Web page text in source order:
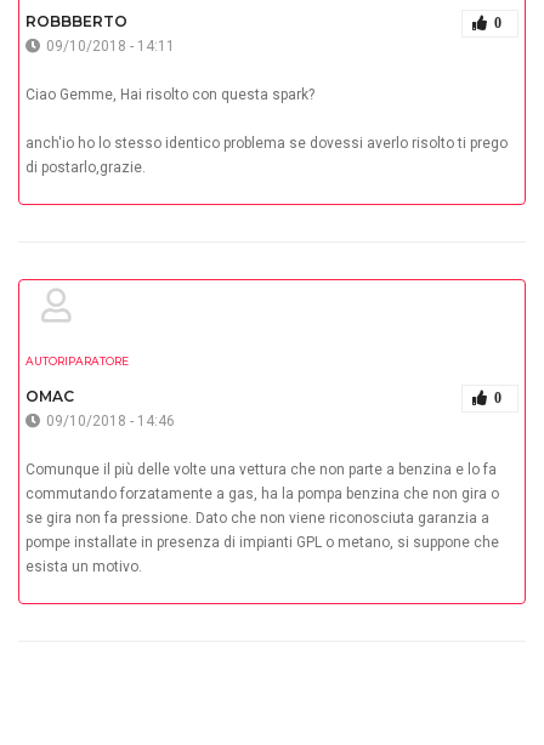
ROBBBERTO 0
09/10/2018 - 14:11
Ciao Gemme, Hai risolto con questa spark?
anch'io ho lo stesso identico problema se dovessi averlo risolto ti prego
di postarlo,grazie.
AUTORIPARATORE
OMAC 0
09/10/2018 - 14:46
Comunque il più delle volte una vettura che non parte a benzina e lo fa
commutando forzatamente a gas, ha la pompa benzina che non gira o
se gira non fa pressione. Dato che non viene riconosciuta garanzia a
pompe installate in presenza di impianti GPL o metano, si suppone che
esista un motivo.